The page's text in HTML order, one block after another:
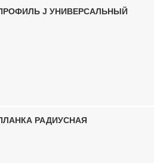
J УНИВЕРСАЛЬНЫЙ
РАДИУСНАЯ